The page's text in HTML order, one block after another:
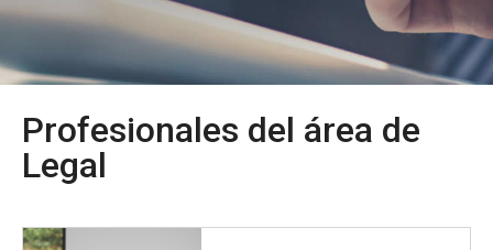
Profesionales del área de
Legal